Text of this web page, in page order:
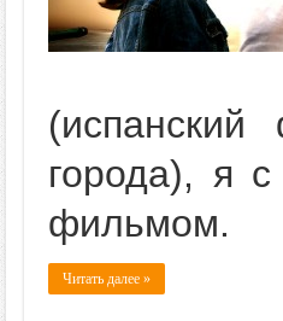
(испанский
города), я
фильмом.
Читать далее »